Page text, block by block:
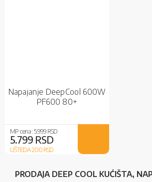
Napajanje DeepCool 600W
PF600 80+
MP cena :5.999 RSD
5.799 RSD
UŠTEDA 200RSD
PRODAJA DEEP COOL KUĆIŠTA,